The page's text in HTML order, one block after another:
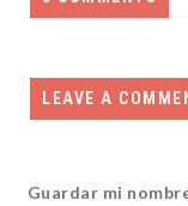
LEAVE A
Guardar mi